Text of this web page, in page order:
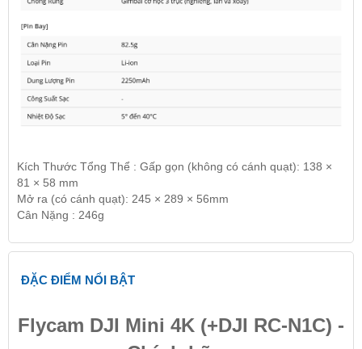
Kích Thước Tổng Thể : Gấp gọn (không có cánh quạt): 138 ×
81 × 58 mm
Mở ra (có cánh quạt): 245 × 289 × 56mm
Cân Nặng : 246g
ĐẶC ĐIỂM NỔI BẬT
Flycam DJI Mini 4K (+DJI RC-N1C) -